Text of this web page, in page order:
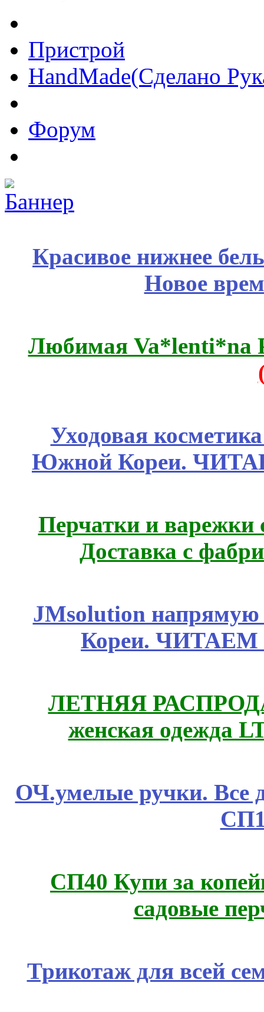
Пристрой
HandMade(Сделано
Форум
Красивое нижнее
Новое
Любимая Va*lenti*na
Уходовая
Южной Кореи.
Перчатки и варежки
Доставка с
JMsolution
Кореи.
ЛЕТНЯЯ
женская одежда
ОЧ.умелые ручки. Все
СП40 Купи за
садовые
Трикотаж для всей